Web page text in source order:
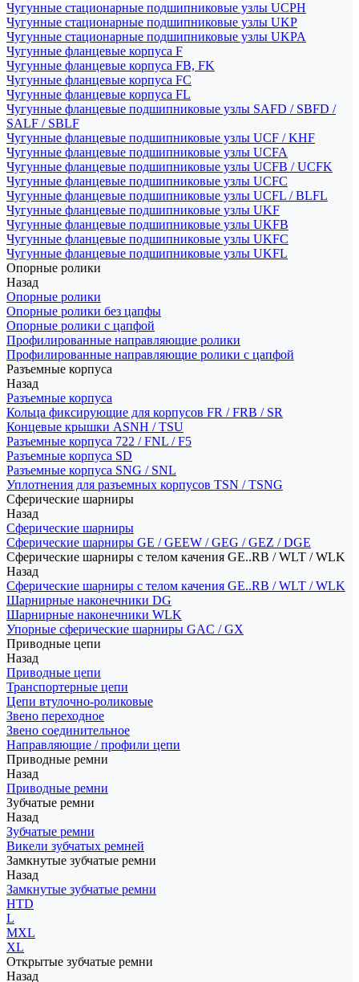
Чугунные стационарные подшипниковые узлы UCPH
Чугунные стационарные подшипниковые узлы UKP
Чугунные стационарные подшипниковые узлы UKPA
Чугунные фланцевые корпуса F
Чугунные фланцевые корпуса FB, FK
Чугунные фланцевые корпуса FC
Чугунные фланцевые корпуса FL
Чугунные фланцевые подшипниковые узлы SAFD / SBFD /
SALF / SBLF
Чугунные фланцевые подшипниковые узлы UCF / KHF
Чугунные фланцевые подшипниковые узлы UCFA
Чугунные фланцевые подшипниковые узлы UCFB / UCFK
Чугунные фланцевые подшипниковые узлы UCFC
Чугунные фланцевые подшипниковые узлы UCFL / BLFL
Чугунные фланцевые подшипниковые узлы UKF
Чугунные фланцевые подшипниковые узлы UKFB
Чугунные фланцевые подшипниковые узлы UKFC
Чугунные фланцевые подшипниковые узлы UKFL
Опорные ролики
Назад
Опорные ролики
Опорные ролики без цапфы
Опорные ролики с цапфой
Профилированные направляющие ролики
Профилированные направляющие ролики с цапфой
Разъемные корпуса
Назад
Разъемные корпуса
Кольца фиксирующие для корпусов FR / FRB / SR
Концевые крышки ASNH / TSU
Разъемные корпуса 722 / FNL / F5
Разъемные корпуса SD
Разъемные корпуса SNG / SNL
Уплотнения для разъемных корпусов TSN / TSNG
Сферические шарниры
Назад
Сферические шарниры
Сферические шарниры GE / GEEW / GEG / GEZ / DGE
Сферические шарниры с телом качения GE..RB / WLT / WLK
Назад
Сферические шарниры с телом качения GE..RB / WLT / WLK
Шарнирные наконечники DG
Шарнирные наконечники WLK
Упорные сферические шарниры GAC / GX
Приводные цепи
Назад
Приводные цепи
Транспортерные цепи
Цепи втулочно-роликовые
Звено переходное
Звено соединительное
Направляющие / профили цепи
Приводные ремни
Назад
Приводные ремни
Зубчатые ремни
Назад
Зубчатые ремни
Викели зубчатых ремней
Замкнутые зубчатые ремни
Назад
Замкнутые зубчатые ремни
HTD
L
MXL
XL
Открытые зубчатые ремни
Назад